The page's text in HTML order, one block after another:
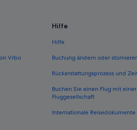
(VIE)
(VIE)
(VIE)
Vrbo
Hilfe
Hilfe
Buchung ändern oder
Rückerstattungsprozess und
Buchen Sie einen Flug mit
Fluggesellschaft
Internationale Reisedokumente